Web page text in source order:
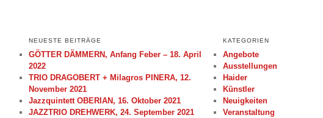
NEUESTE BEITRÄGE
GÖTTER DÄMMERN, Anfang Feber – 18. April
2022
TRIO DRAGOBERT + Milagros PINERA, 12.
November 2021
Jazzquintett OBERIAN, 16. Oktober 2021
JAZZTRIO DREHWERK, 24. September 2021
KATEGORIEN
Angebote
Ausstellungen
Haider
Künstler
Neuigkeiten
Veranstaltung